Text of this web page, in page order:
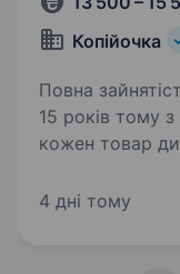
Копійочка
Повна зайнятість. Опис вакансіїВсе
15 років тому з
кожен товар
«Копійочка»
4 дні тому